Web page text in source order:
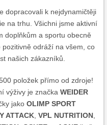
dopracovali k nejdynamičtěji
na trhu. Všichni jsme aktivní
doplňkům a sportu obecně
odráží na všem, co
našich zákazníků.
položek přímo od zdroje!
výživy je značka WEIDER
jako OLIMP SPORT
ATTACK VPL NUTRITION